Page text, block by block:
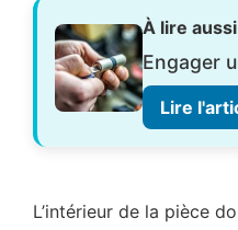
À lire aussi
Engager
Lire
L’intérieur de la pièce